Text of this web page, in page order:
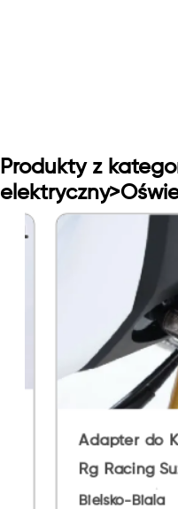
Produkty z
Adapter do
Rg Racing Suzuki 1000
Strom 14-/Gsx-S 1000
Bielsko-Biala